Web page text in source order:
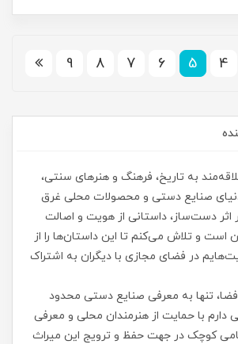
4
5
6
7
8
9
به تاریخ، فرهنگ و هنرهای سنتی،
صنایع دستی و محصولات محلی غرق
اثر دست‌ساز، داستانی از هویت و اصالت
است و تلاش می‌کنم تا این داستان‌ها را از
در فضای مجازی با دیگران به اشتراک
تنها به معرفی صنایع دستی محدود
با حمایت از هنرمندان محلی و معرفی
کوچک در جهت حفظ و ترویج این میراث